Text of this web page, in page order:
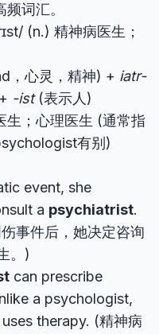
词汇。
(n.) 精神病医生；
，心灵，精神) + iatr-
-ist(表示人)
生；心理医生 (通常指
有别)
event, she
a psychiatrist.
事件后，她决定咨询
。)
can prescribe
a psychologist,
therapy. (精神病